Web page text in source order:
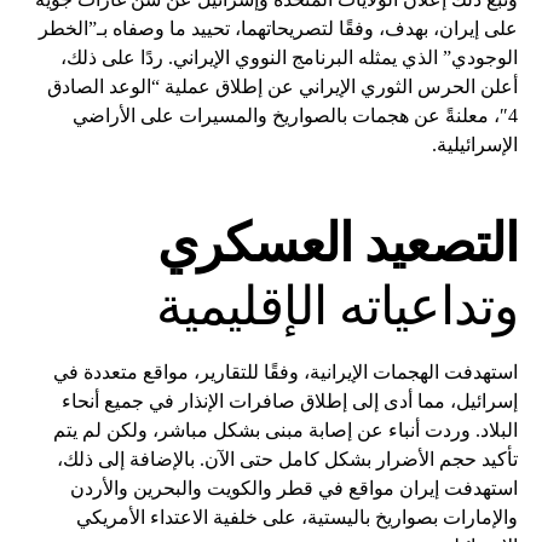
على إيران، بهدف، وفقًا لتصريحاتهما، تحييد ما وصفاه بـ”الخطر
الوجودي” الذي يمثله البرنامج النووي الإيراني. ردًا على ذلك،
أعلن الحرس الثوري الإيراني عن إطلاق عملية “الوعد الصادق
4″، معلنةً عن هجمات بالصواريخ والمسيرات على الأراضي
الإسرائيلية.
التصعيد العسكري
وتداعياته الإقليمية
استهدفت الهجمات الإيرانية، وفقًا للتقارير، مواقع متعددة في
إسرائيل، مما أدى إلى إطلاق صافرات الإنذار في جميع أنحاء
البلاد. وردت أنباء عن إصابة مبنى بشكل مباشر، ولكن لم يتم
تأكيد حجم الأضرار بشكل كامل حتى الآن. بالإضافة إلى ذلك،
استهدفت إيران مواقع في قطر والكويت والبحرين والأردن
والإمارات بصواريخ باليستية، على خلفية الاعتداء الأمريكي